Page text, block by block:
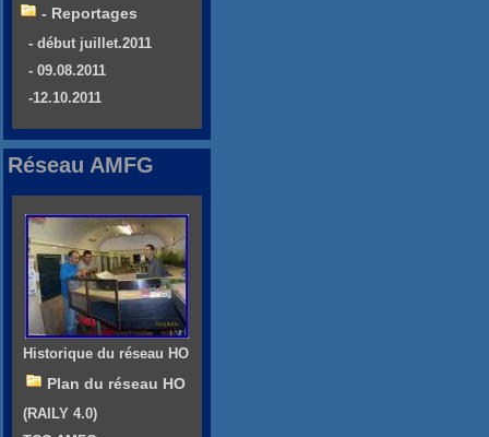
- Reportages
- début juillet.2011
- 09.08.2011
-12.10.2011
Réseau AMFG
Historique du réseau HO
Plan du réseau HO
(RAILY 4.0)